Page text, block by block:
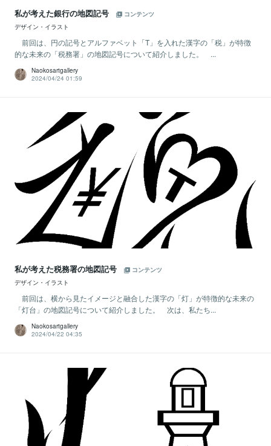
私が考えた銀行の地図記号
コンテンツ
デザイン・イラスト
前回は、円の記号とアルファベット「T」を入れた漢字の「税」が特徴
的な未来の「税務署」の地図記号について紹介しました。 ...
Naokosartgallery
2024/04/24 01:59
私が考えた税務署の地図記号
コンテンツ
デザイン・イラスト
前回は、横から見たイメージと融合した漢字の「灯」が特徴的な未来の
「灯台」の地図記号について紹介しました。 次は、私たち...
Naokosartgallery
2024/04/22 04:35